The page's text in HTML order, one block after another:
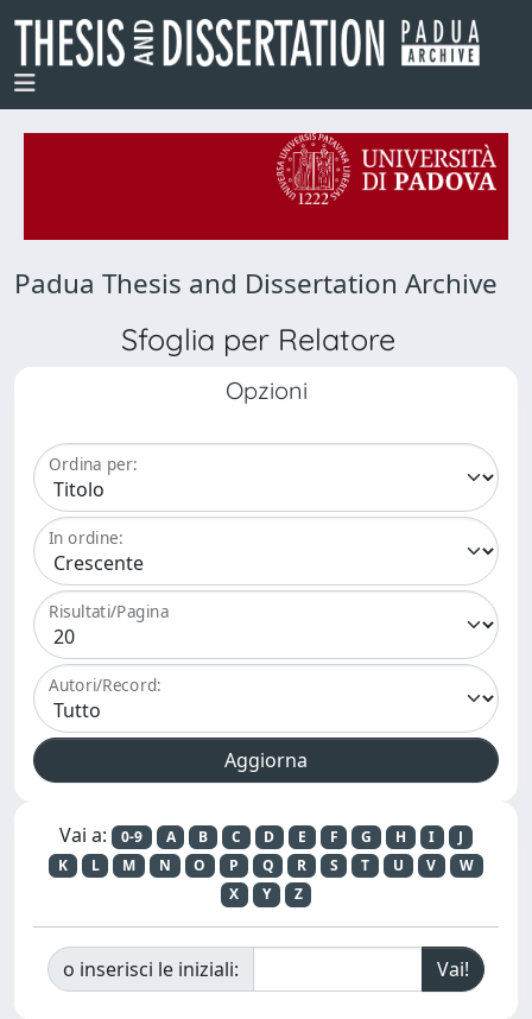
Padua Thesis and Dissertation Archive
Sfoglia per Relatore
Opzioni
Ordina per:
In ordine:
Risultati/Pagina
Autori/Record:
Vai a: 0-9 A B C D E F G H I
J
K
L M N O P Q R S T U V
W
X
Y Z
o inserisci le iniziali: